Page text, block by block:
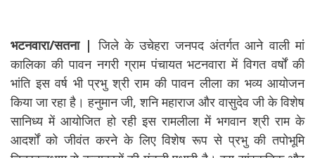
भटनवारा/सतना | जिले के उचेहरा जनपद अंतर्गत आने वाली मां
कालिका की पावन नगरी ग्राम पंचायत भटनवारा में विगत वर्षों की
भांति इस वर्ष भी प्रभु श्री राम की पावन लीला का भव्य आयोजन
किया जा रहा है। हनुमान जी, शनि महाराज और वासुदेव जी के विशेष
सानिध्य में आयोजित हो रही इस रामलीला में भगवान श्री राम के
आदर्शों को जीवंत करने के लिए विशेष रूप से प्रभु की तपोभूमि